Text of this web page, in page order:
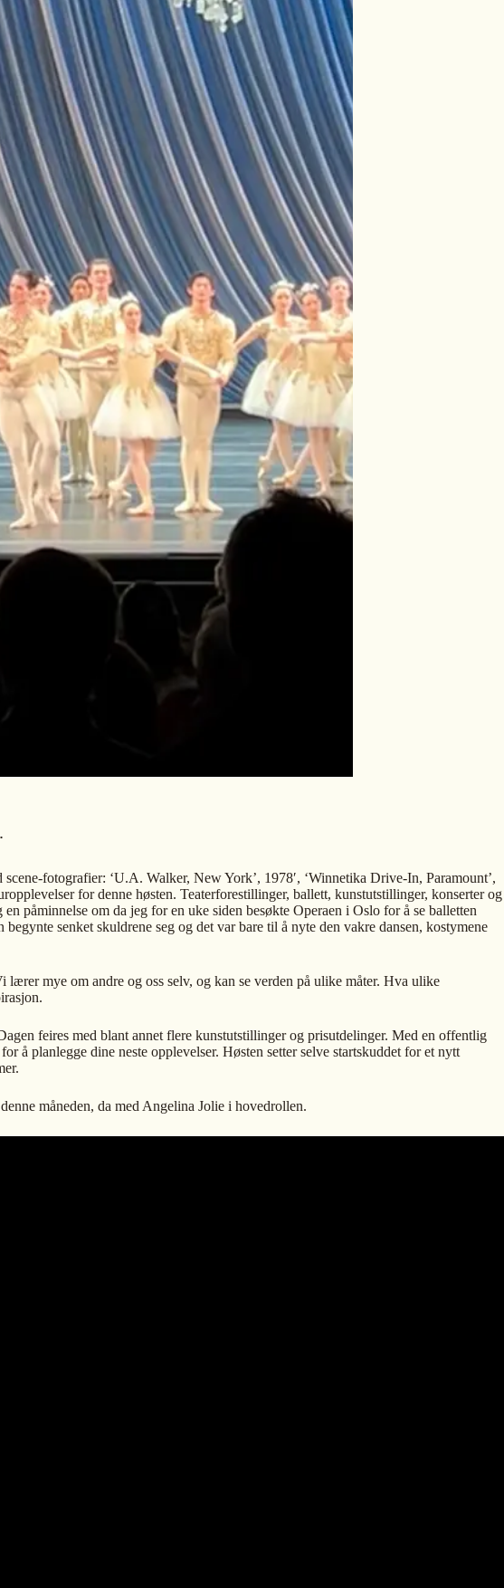
fotografier: ‘U.A. Walker, New York’, 1978′, ‘Winnetika Drive-In, Paramount’,
for denne høsten. Teaterforestillinger, ballett, kunstutstillinger, konserter og
påminnelse om da jeg for en uke siden besøkte Operaen i Oslo for å se balletten
senket skuldrene seg og det var bare til å nyte den vakre dansen, kostymene
mye om andre og oss selv, og kan se verden på ulike måter. Hva ulike
feires med blant annet flere kunstutstillinger og prisutdelinger. Med en offentlig
å planlegge dine neste opplevelser. Høsten setter selve startskuddet for et nytt
måneden, da med Angelina Jolie i hovedrollen.